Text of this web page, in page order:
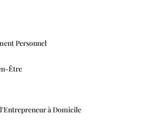
Personnel
Être
à Domicile